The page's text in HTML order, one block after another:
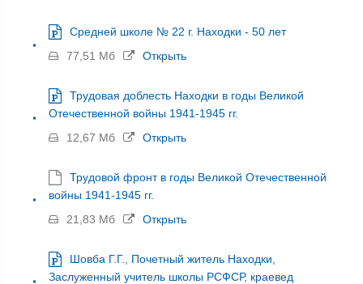
Средней школе № 22 г. Находки - 50 лет
77,51 Мб
Открыть
Трудовая доблесть Находки в годы Великой
Отечественной войны 1941-1945 гг.
12,67 Мб
Открыть
Трудовой фронт в годы Великой Отечественной
войны 1941-1945 гг.
21,83 Мб
Открыть
Шовба Г.Г., Почетный житель Находки,
Заслуженный учитель школы РСФСР, краевед